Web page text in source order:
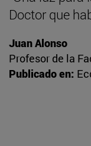
Doctor que
Juan Alonso
Profesor de la
Publicado en: